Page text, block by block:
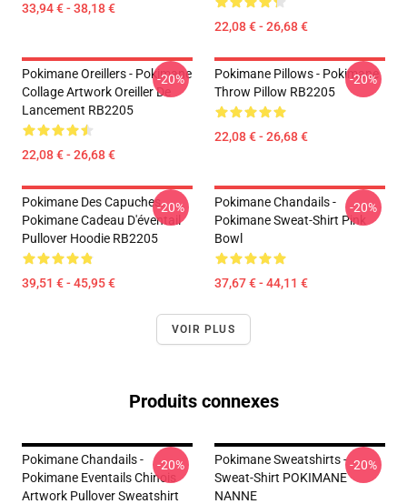
33,94 € - 38,18 €
22,08 € - 26,68 €
Pokimane Oreillers - Pokimane
Collage Artwork Oreiller De
Lancement RB2205
22,08 € - 26,68 €
-20%
Pokimane Pillows - Pokimane
Throw Pillow RB2205
22,08 € - 26,68 €
-20%
Pokimane Des Capuches...
Pokimane Cadeau D'éventail
Pullover Hoodie RB2205
39,51 € - 45,95 €
-20%
Pokimane Chandails -
Pokimane Sweat-Shirt Pink
Bowl
37,67 € - 44,11 €
-20%
VOIR PLUS
Produits connexes
Pokimane Chandails -
Pokimane Eventails Chinois
Artwork Pullover Sweatshirt
-20%
Pokimane Sweatshirts -
Sweat-Shirt POKIMANE
NANNE
-20%